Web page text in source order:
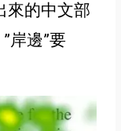
來的中文部
岸邊”要